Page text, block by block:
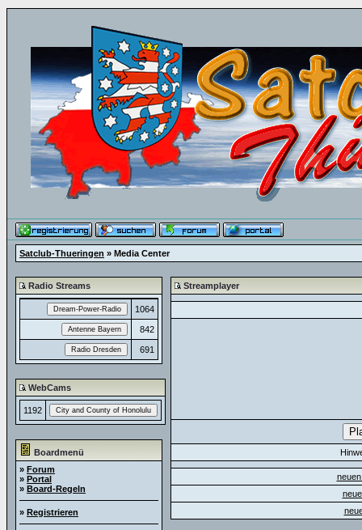
Satclub-Thueringen » Media Center
Radio Streams
1064
842
691
WebCams
1192
Boardmenü
» Forum
» Portal
» Board-Regeln
» Registrieren
Streamplayer